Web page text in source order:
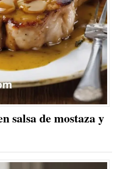
salsa de mostaza y